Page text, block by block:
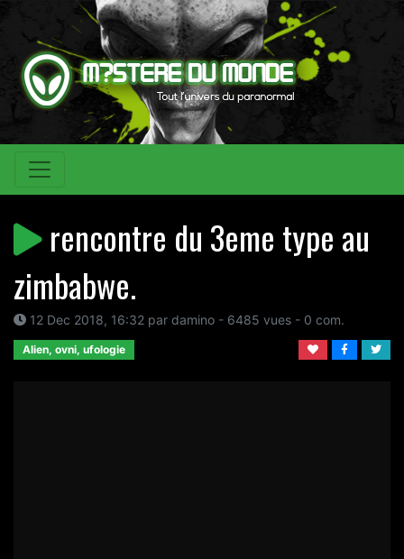
rencontre du 3eme type au
zimbabwe.
12 Dec 2018, 16:32 par damino - 6485 vues - 0 com.
Alien, ovni, ufologie